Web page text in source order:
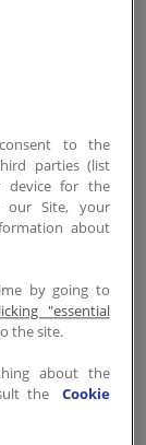
le
pour une
aux
de
la
du
to the
parties (list
device for the
our Site, your
about
by going to
"essential
the site.
about the
the
Cookie